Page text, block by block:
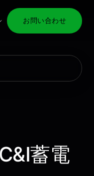
お問い合わせ
蓄電